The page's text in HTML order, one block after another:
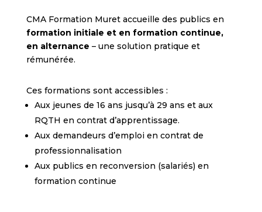
CMA Formation Muret accueille des publics en
formation initiale et en formation continue,
en alternance – une solution pratique et
rémunérée.
Ces formations sont accessibles :
Aux jeunes de 16 ans jusqu’à 29 ans et aux
RQTH en contrat d’apprentissage.
Aux demandeurs d’emploi en contrat de
professionnalisation
Aux publics en reconversion (salariés) en
formation continue